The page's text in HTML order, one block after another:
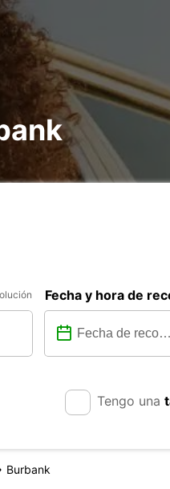
Fecha y hora de
Tengo una
Burbank